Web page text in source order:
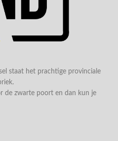
staat het prachtige provinciale
de zwarte poort en dan kun je